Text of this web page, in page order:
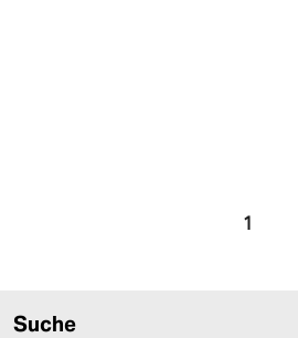
1
Suche